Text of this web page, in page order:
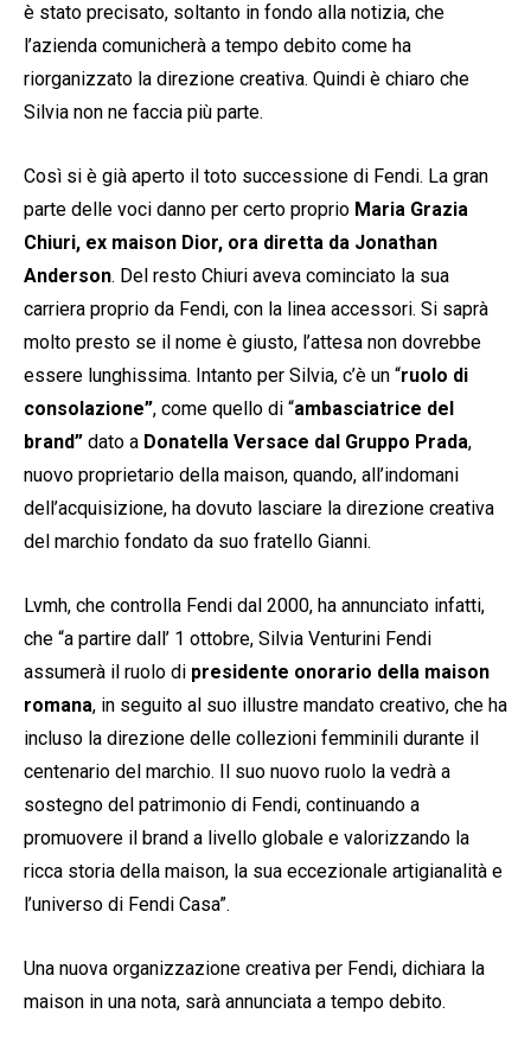
è stato precisato, soltanto in fondo alla notizia, che
l’azienda comunicherà a tempo debito come ha
riorganizzato la direzione creativa. Quindi è chiaro che
Silvia non ne faccia più parte.
Così si è già aperto il toto successione di Fendi. La gran
parte delle voci danno per certo proprio Maria Grazia
Chiuri, ex maison Dior, ora diretta da Jonathan
Anderson. Del resto Chiuri aveva cominciato la sua
carriera proprio da Fendi, con la linea accessori. Si saprà
molto presto se il nome è giusto, l’attesa non dovrebbe
essere lunghissima. Intanto per Silvia, c’è un “ruolo di
consolazione”, come quello di “ambasciatrice del
brand” dato a Donatella Versace dal Gruppo Prada,
nuovo proprietario della maison, quando, all’indomani
dell’acquisizione, ha dovuto lasciare la direzione creativa
del marchio fondato da suo fratello Gianni.
Lvmh, che controlla Fendi dal 2000, ha annunciato infatti,
che “a partire dall’ 1 ottobre, Silvia Venturini Fendi
assumerà il ruolo di presidente onorario della maison
romana, in seguito al suo illustre mandato creativo, che ha
incluso la direzione delle collezioni femminili durante il
centenario del marchio. Il suo nuovo ruolo la vedrà a
sostegno del patrimonio di Fendi, continuando a
promuovere il brand a livello globale e valorizzando la
ricca storia della maison, la sua eccezionale artigianalità e
l’universo di Fendi Casa”.
Una nuova organizzazione creativa per Fendi, dichiara la
maison in una nota, sarà annunciata a tempo debito.